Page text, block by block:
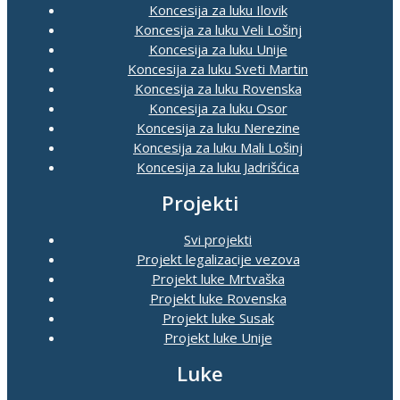
Koncesija za luku Ilovik
Koncesija za luku Veli Lošinj
Koncesija za luku Unije
Koncesija za luku Sveti Martin
Koncesija za luku Rovenska
Koncesija za luku Osor
Koncesija za luku Nerezine
Koncesija za luku Mali Lošinj
Koncesija za luku Jadrišćica
Projekti
Svi projekti
Projekt legalizacije vezova
Projekt luke Mrtvaška
Projekt luke Rovenska
Projekt luke Susak
Projekt luke Unije
Luke